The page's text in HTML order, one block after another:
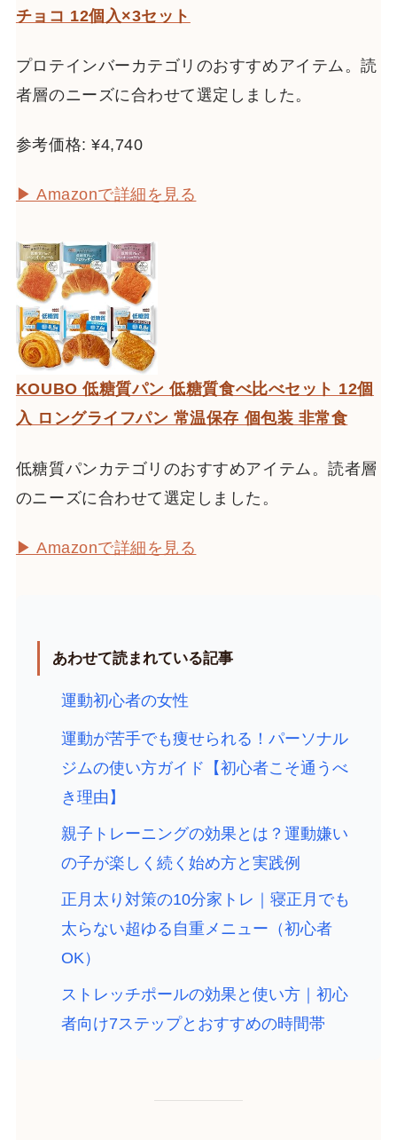
チョコ 12個入×3セット
プロテインバーカテゴリのおすすめアイテム。読
者層のニーズに合わせて選定しました。
参考価格: ¥4,740
▶ Amazonで詳細を見る
KOUBO 低糖質パン 低糖質食べ比べセット 12個
入 ロングライフパン 常温保存 個包装 非常食
低糖質パンカテゴリのおすすめアイテム。読者層
のニーズに合わせて選定しました。
▶ Amazonで詳細を見る
あわせて読まれている記事
運動初心者の女性
運動が苦手でも痩せられる！パーソナル
ジムの使い方ガイド【初心者こそ通うべ
き理由】
親子トレーニングの効果とは？運動嫌い
の子が楽しく続く始め方と実践例
正月太り対策の10分家トレ｜寝正月でも
太らない超ゆる自重メニュー（初心者
OK）
ストレッチポールの効果と使い方｜初心
者向け7ステップとおすすめの時間帯